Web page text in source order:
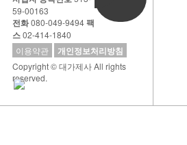
59-00163
전화080-049-9494팩
스02-414-1840
이용약관
개인정보처리방침
Copyright © 대가제사 All rights
reserved.